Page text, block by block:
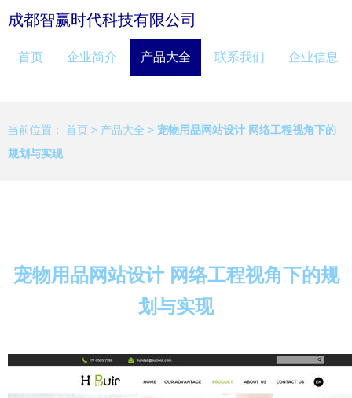
成都智赢时代科技有限公司
首页 企业简介 产品大全 联系我们 企业信息
当前位置： 首页 > 产品大全 > 宠物用品网站设计 网络工程视角下的
规划与实现
宠物用品网站设计 网络工程视角下的规
划与实现